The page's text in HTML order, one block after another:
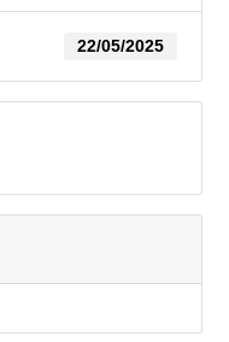
22/05/2025